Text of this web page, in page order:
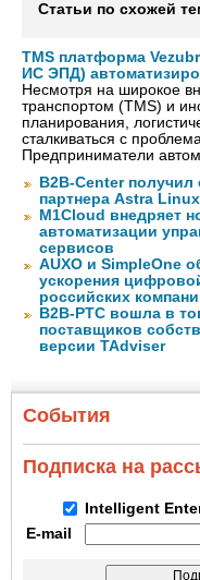
Статьи по схожей
TMS платформа
ИС ЭПД)
Несмотря на широкое
транспортом (TMS) и
планирования,
сталкиваться с
Предприниматели
B2B-Center получил
партнера Astra Linux
M1Cloud внедряет
автоматизации
сервисов
AUXO и SimpleOne
ускорения
российских
B2B-РТС вошла в
поставщиков
версии TAdviser
События
Подписка на
Intelligent
E-mail